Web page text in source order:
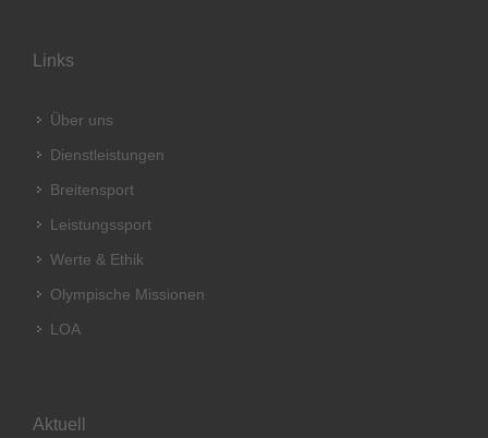
Links
Über uns
Dienstleistungen
Breitensport
Leistungssport
Werte & Ethik
Olympische Missionen
LOA
Aktuell